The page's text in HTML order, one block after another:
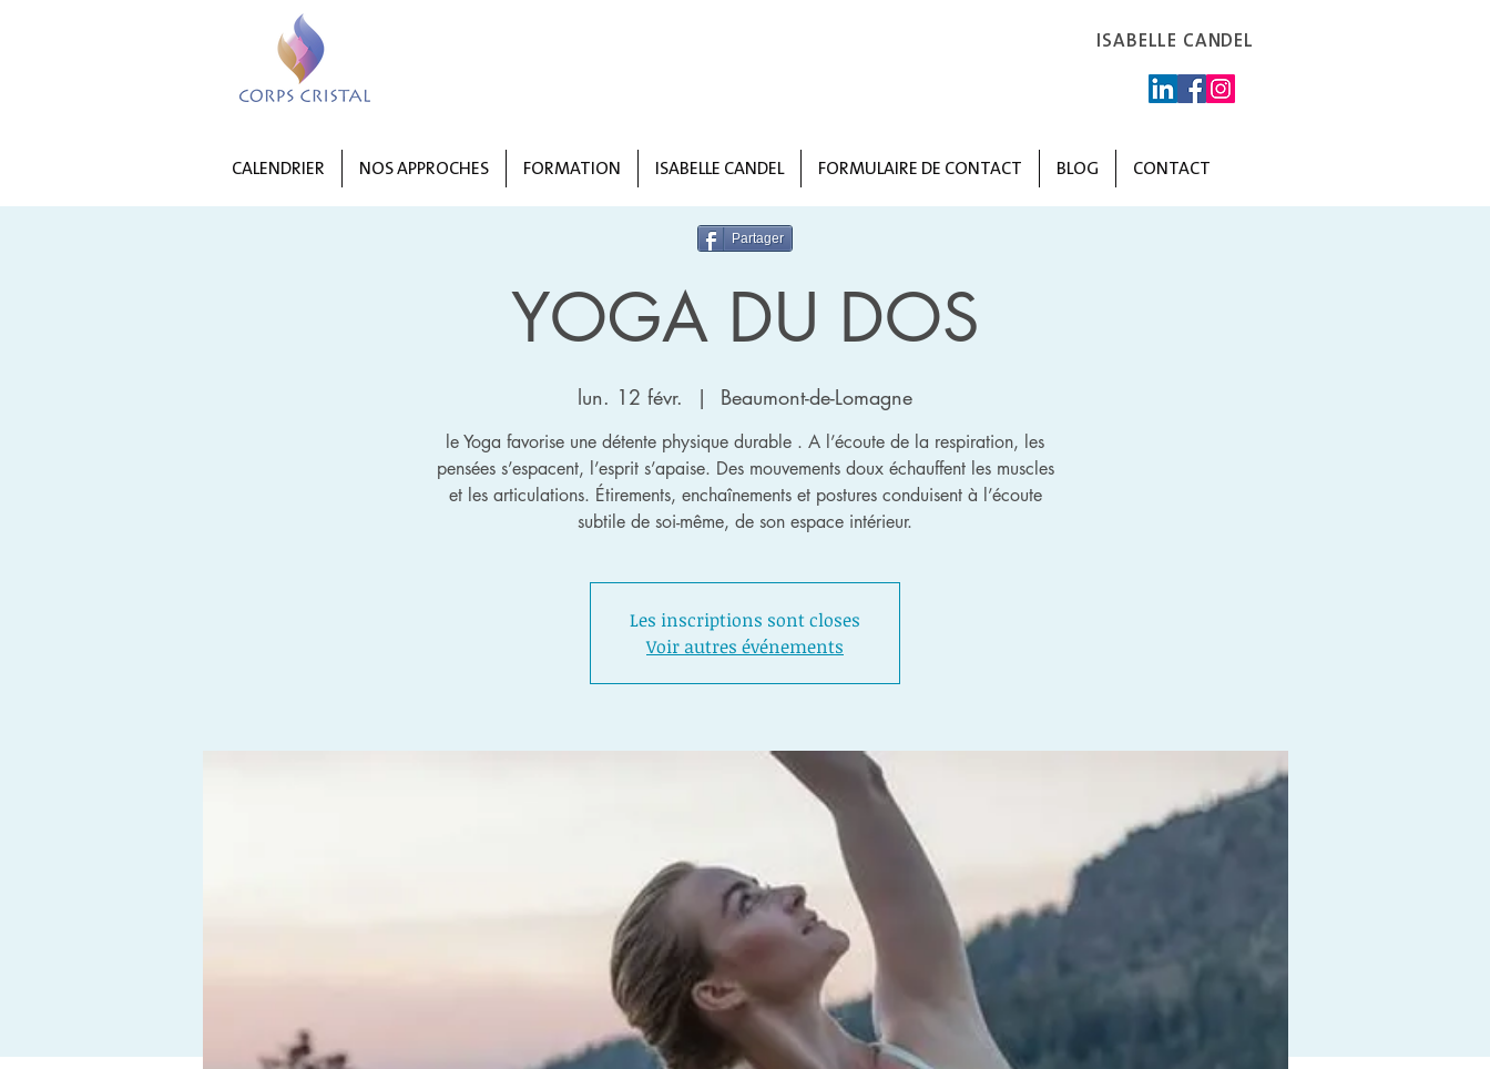
ISABELLE CANDEL
CALENDRIER NOS APPROCHES FORMATION ISABELLE CANDEL FORMULAIRE DE CONTACT BLOG CONTACT
YOGA DU DOS
lun. 12 févr.
  |
Beaumont-de-Lomagne
le Yoga favorise une détente physique durable . A l’écoute de la respiration, les
pensées s’espacent, l’esprit s’apaise. Des mouvements doux échauffent les muscles
et les articulations. Étirements, enchaînements et postures conduisent à l’écoute
subtile de soi-même, de son espace intérieur.
Les inscriptions sont closes
Voir autres événements
Partager